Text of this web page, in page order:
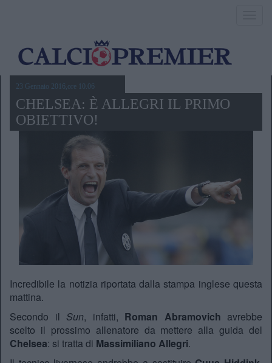
23 Gennaio 2016,ore 10.06
CHELSEA: È ALLEGRI IL PRIMO
OBIETTIVO!
Incredibile la notizia riportata dalla stampa inglese questa
mattina.
Secondo il Sun, infatti, Roman Abramovich avrebbe
scelto il prossimo allenatore da mettere alla guida del
Chelsea: si tratta di Massimiliano Allegri.